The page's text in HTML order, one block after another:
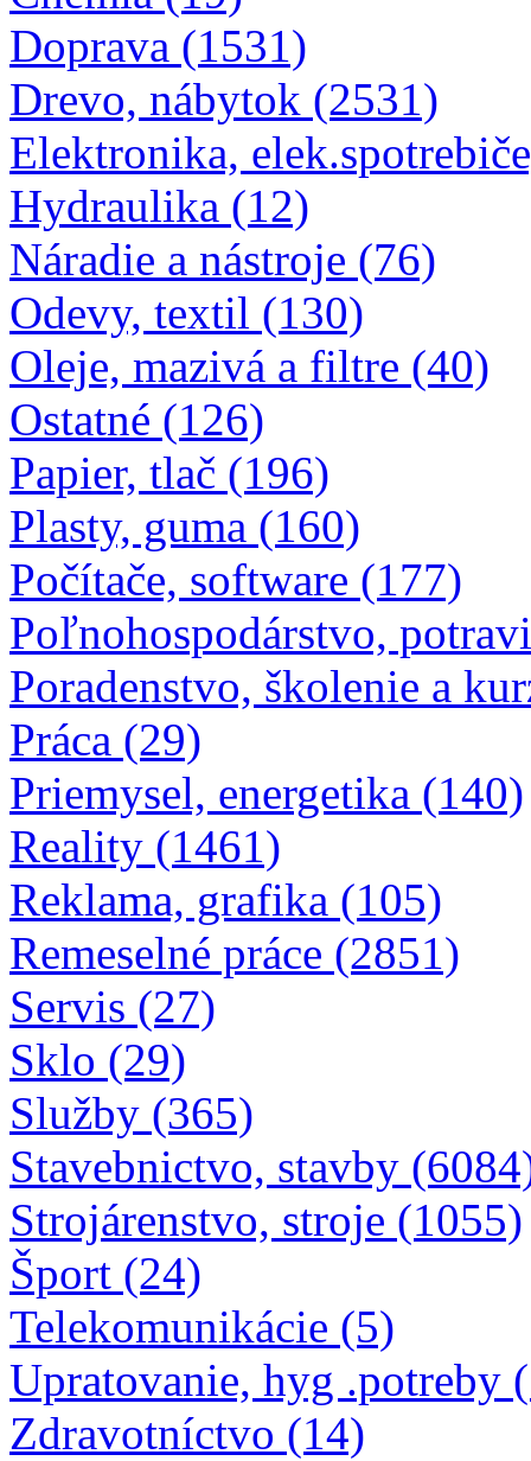
Doprava (1531)
Drevo, nábytok (2531)
Elektronika,
Hydraulika (12)
Náradie a nástroje (76)
Odevy, textil (130)
Oleje, mazivá a filtre (40)
Ostatné (126)
Papier, tlač (196)
Plasty, guma (160)
Počítače, software (177)
Poľnohospodárstvo,
Poradenstvo, školenie a
Práca (29)
Priemysel, energetika (140)
Reality (1461)
Reklama, grafika (105)
Remeselné práce (2851)
Servis (27)
Sklo (29)
Služby (365)
Stavebnictvo, stavby
Strojárenstvo, stroje (1055)
Šport (24)
Telekomunikácie (5)
Upratovanie, hyg .potreby
Zdravotníctvo (14)